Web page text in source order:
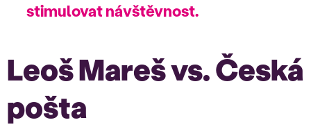
stimulovat návštěvnost.
Leoš Mareš vs. Česká
pošta